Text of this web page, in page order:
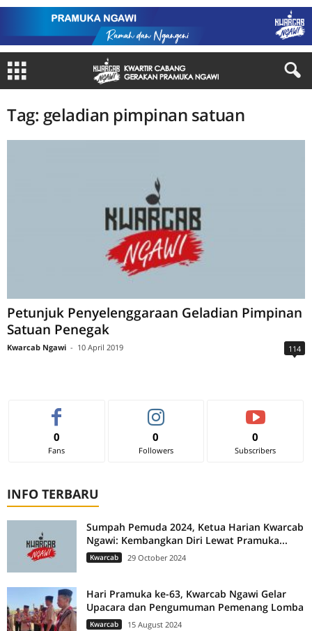
Tag: geladian pimpinan satuan
Petunjuk Penyelenggaraan Geladian Pimpinan
Satuan Penegak
Kwarcab Ngawi - 10 April 2019 114
0
Fans
0
Followers
0
Subscribers
INFO TERBARU
Sumpah Pemuda 2024, Ketua Harian Kwarcab
Ngawi: Kembangkan Diri Lewat Pramuka...
Kwarcab 29 October 2024
Hari Pramuka ke-63, Kwarcab Ngawi Gelar
Upacara dan Pengumuman Pemenang Lomba
Kwarcab 15 August 2024